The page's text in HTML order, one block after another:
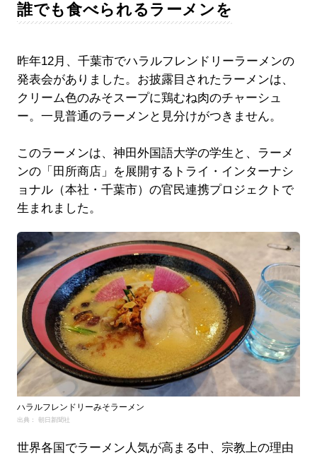
誰でも食べられるラーメンを
昨年12月、千葉市でハラルフレンドリーラーメンの
発表会がありました。お披露目されたラーメンは、
クリーム色のみそスープに鶏むね肉のチャーシュ
ー。一見普通のラーメンと見分けがつきません。
このラーメンは、神田外国語大学の学生と、ラーメ
ンの「田所商店」を展開するトライ・インターナシ
ョナル（本社・千葉市）の官民連携プロジェクトで
生まれました。
ハラルフレンドリーみそラーメン
出典： 朝日新聞社
世界各国でラーメン人気が高まる中、宗教上の理由